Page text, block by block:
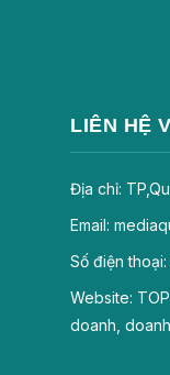
LIÊN HỆ
Địa chỉ:
Email:
Số điện
Website:
doanh,